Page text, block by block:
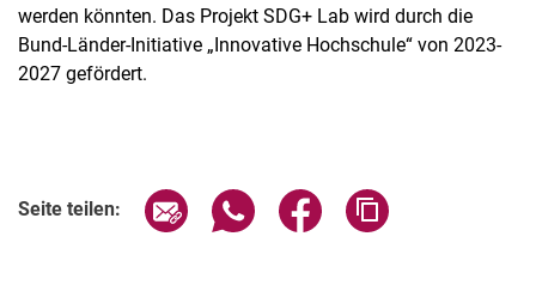
werden könnten. Das Projekt SDG+ Lab wird durch die
Bund-Länder-Initiative „Innovative Hochschule“ von 2023-
2027 gefördert.
Seite teilen: Seite über E-Mail teilen
Seite über WhatsApp teilen
Seite über Facebook